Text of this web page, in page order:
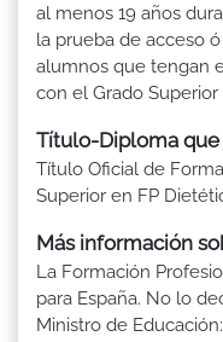
al menos 19 años
la prueba de acceso
alumnos que tengan
con el Grado
Título-Diploma
Título Oficial de
Superior en FP
Más información
La Formación
para España. No lo
Ministro de